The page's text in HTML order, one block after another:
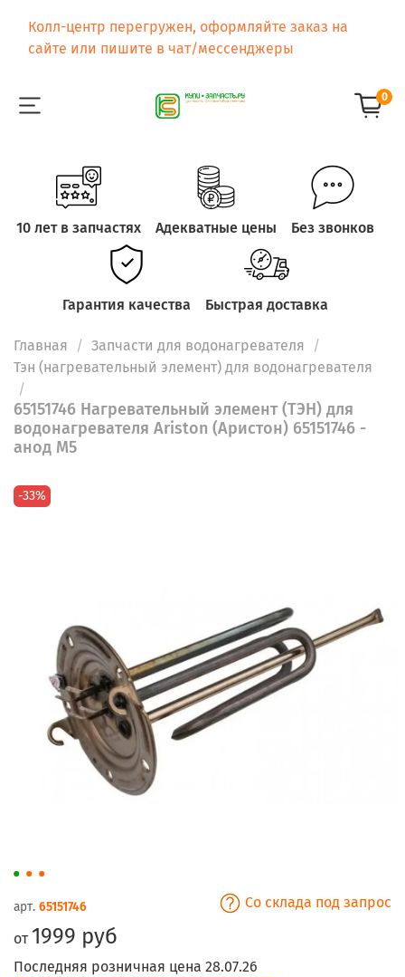
Колл-центр перегружен, оформляйте заказ на
сайте или пишите в чат/мессенджеры
0
10 лет в запчастях Адекватные цены Без звонков
Гарантия качества Быстрая доставка
Главная
Запчасти для водонагревателя
Тэн (нагревательный элемент) для водонагревателя
65151746 Нагревательный элемент (ТЭН) для
водонагревателя Ariston (Аристон) 65151746 -
анод М5
-33%
арт. 65151746 Со склада под запрос
от 1999 руб
Последняя розничная цена 28.07.26